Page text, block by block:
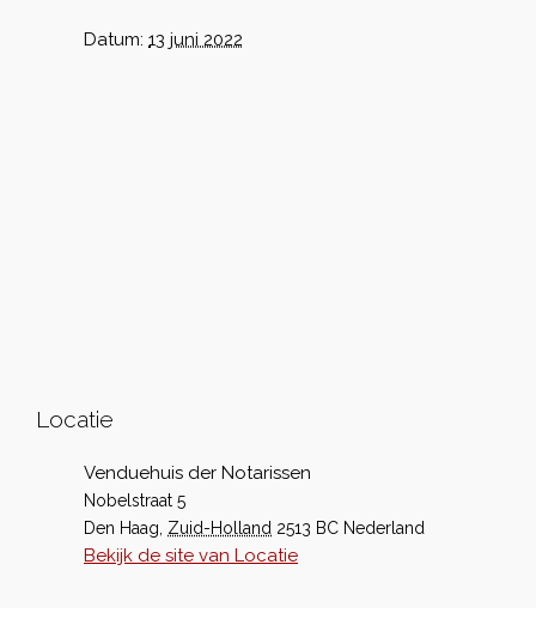
Datum: 13 juni 2022
Locatie
Venduehuis der Notarissen
Nobelstraat 5
Den Haag Zuid-Holland 2513 BC Nederland
Bekijk de site van Locatie